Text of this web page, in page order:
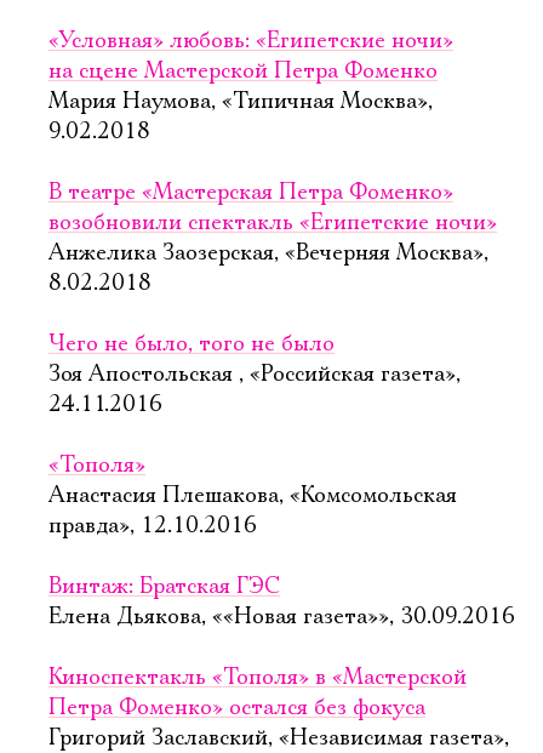
«Условная» любовь: «Египетские ночи»
на сцене Мастерской Петра Фоменко
Мария Наумова, «Типичная Москва»,
9.02.2018
В театре «Мастерская Петра Фоменко»
возобновили спектакль «Египетские ночи»
Анжелика Заозерская, «Вечерняя Москва»,
8.02.2018
Чего не было, того не было
Зоя Апостольская , «Российская газета»,
24.11.2016
«Тополя»
Анастасия Плешакова, «Комсомольская
правда», 12.10.2016
Винтаж: Братская ГЭС
Елена Дьякова, ««Новая газета»», 30.09.2016
Киноспектакль «Тополя» в «Мастерской
Петра Фоменко» остался без фокуса
Григорий Заславский, «Независимая газета»,